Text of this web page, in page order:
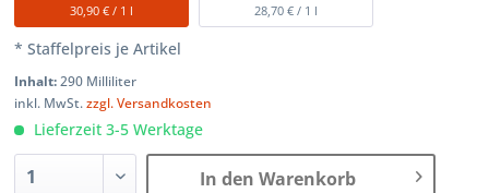
30,90 € / 1 l
28,70 € / 1 l
* Staffelpreis je Artikel
Inhalt:290 Milliliter
inkl. MwSt.zzgl. Versandkosten
Lieferzeit 3-5 Werktage
In den Warenkorb